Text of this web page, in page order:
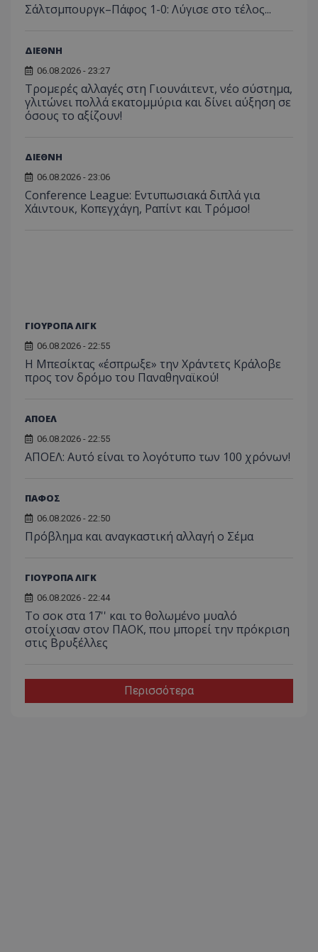
Σάλτσμπουργκ–Πάφος 1-0: Λύγισε στο τέλος...
ΔΙΕΘΝΗ
06.08.2026 - 23:27
Τρομερές αλλαγές στη Γιουνάιτεντ, νέο σύστημα,
γλιτώνει πολλά εκατομμύρια και δίνει αύξηση σε
όσους το αξίζουν!
ΔΙΕΘΝΗ
06.08.2026 - 23:06
Conference League: Εντυπωσιακά διπλά για
Χάιντουκ, Κοπεγχάγη, Ραπίντ και Τρόμσο!
ΓΙΟΥΡΟΠΑ ΛΙΓΚ
06.08.2026 - 22:55
Η Μπεσίκτας «έσπρωξε» την Χράντετς Κράλοβε
προς τον δρόμο του Παναθηναϊκού!
ΑΠΟΕΛ
06.08.2026 - 22:55
ΑΠΟΕΛ: Αυτό είναι το λογότυπο των 100 χρόνων!
ΠΑΦΟΣ
06.08.2026 - 22:50
Πρόβλημα και αναγκαστική αλλαγή ο Σέμα
ΓΙΟΥΡΟΠΑ ΛΙΓΚ
06.08.2026 - 22:44
Το σοκ στα 17'' και το θολωμένο μυαλό
στοίχισαν στον ΠΑΟΚ, που μπορεί την πρόκριση
στις Βρυξέλλες
Περισσότερα